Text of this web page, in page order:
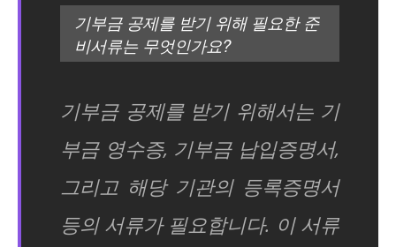
기부금 공제를 받기 위해 필요한 준
비서류는 무엇인가요?
기부금 공제를 받기 위해서는 기
부금 영수증, 기부금 납입증명서,
그리고 해당 기관의 등록증명서
등의 서류가 필요합니다. 이 서류